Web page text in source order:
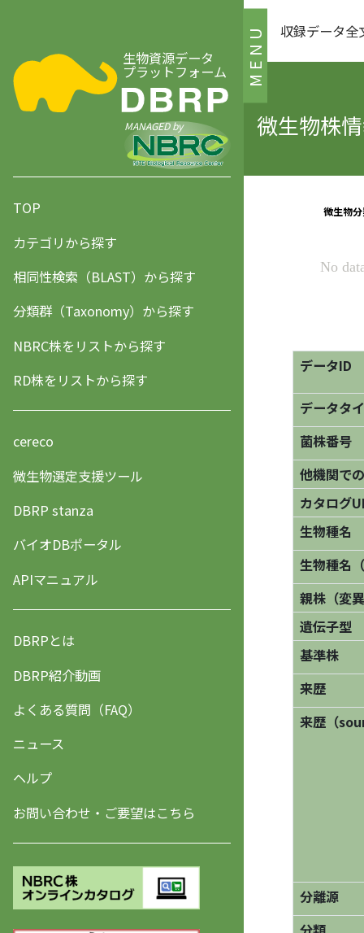
MENU
生物資源データ
プラットフォーム
MANAGED by
TOP
カテゴリから探す
相同性検索（BLAST）から探す
分類群（Taxonomy）から探す
NBRC株をリストから探す
RD株をリストから探す
cereco
微生物選定支援ツール
DBRP stanza
バイオDBポータル
APIマニュアル
DBRPとは
DBRP紹介動画
よくある質問（FAQ）
ニュース
ヘルプ
お問い合わせ・ご要望はこちら
収録データ全
微生物株
データID
データタ
菌株番号
他機関で
カタログ
生物種名
生物種名
親株（変
遺伝子型
基準株
来歴
来歴（
分離源